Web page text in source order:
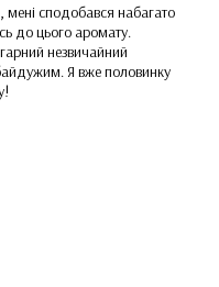
сподобався набагато
до цього аромату.
незвичайний
Я вже половинку